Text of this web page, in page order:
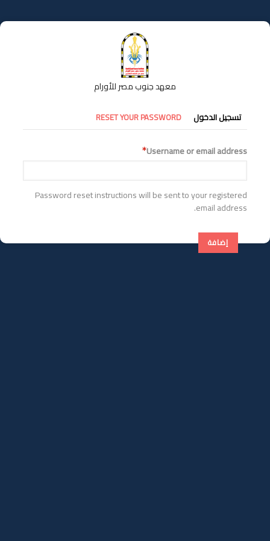
إلى
المحتوى
معهد جنوب مصر للأورام
التبويبات
الأساسية
تسجيل الدخول RESET YOUR PASSWORD
Username or email address
Password reset instructions will be sent to your registered
email address.